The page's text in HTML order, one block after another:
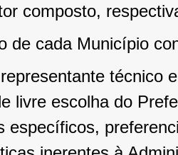
composto,
de cada Município
técnico
livre escolha do
específicos,